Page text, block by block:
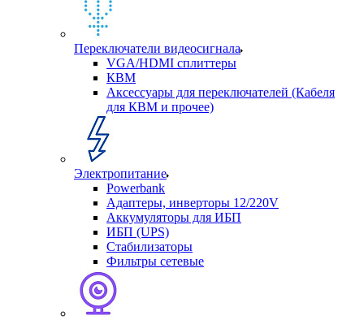
Переключатели видеосигнала
VGA/HDMI сплиттеры
КВМ
Аксессуары для переключателей (Кабеля
для КВМ и прочее)
Электропитание
Powerbank
Адаптеры, инверторы 12/220V
Аккумуляторы для ИБП
ИБП (UPS)
Стабилизаторы
Фильтры сетевые